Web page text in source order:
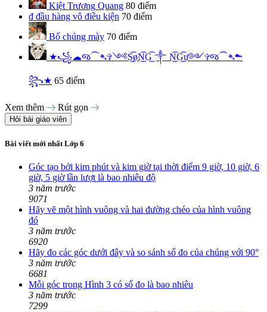
Kiệt Trương Quang 80 điểm
đ đầu hàng vô điều kiện 70 điểm
Bố chúng mày 70 điểm
★꧁☁︎જ⁀➴✞༺S͜͡øN͜͡G͜͡ ༒︎ N͜͡G͜͡ư༻✞જ⁀➴☁︎
꧂★ 65 điểm
Xem thêm Rút gọn
Hỏi bài giáo viên
Bài viết mới nhất Lớp 6
Góc tạo bởi kim phút và kim giờ tại thời điểm 9 giờ, 10 giờ, 6
giờ, 5 giờ lần lượt là bao nhiêu độ
3 năm trước
9071
Hãy vẽ một hình vuông và hai đường chéo của hình vuông
đó
3 năm trước
6920
Hãy đo các góc dưới đây và so sánh số đo của chúng với 90°
3 năm trước
6681
Mỗi góc trong Hình 3 có số đo là bao nhiêu
3 năm trước
7299